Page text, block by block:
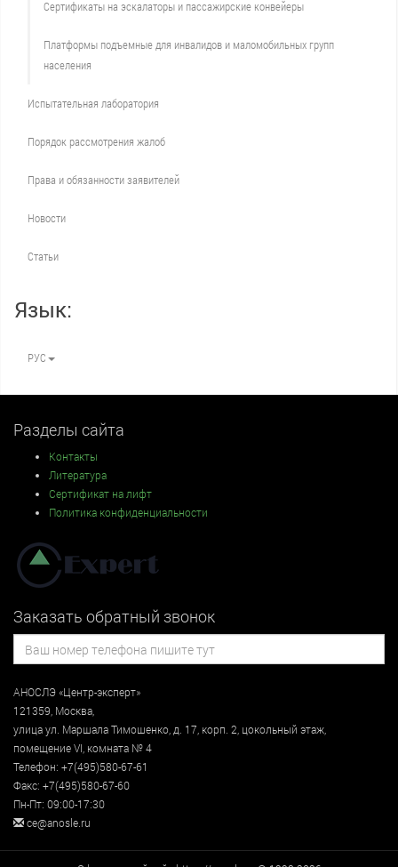
Сертификаты на эскалаторы и пассажирские конвейеры
Платформы подъемные для инвалидов и маломобильных групп
населения
Испытательная лаборатория
Порядок рассмотрения жалоб
Права и обязанности заявителей
Новости
Статьи
Язык:
РУС
Разделы сайта
Контакты
Литература
Сертификат на лифт
Политика конфиденциальности
Заказать обратный звонок
АНОСЛЭ «Центр-эксперт»
121359 Москва
улицаул. Маршала Тимошенко, д. 17, корп. 2, цокольный этаж
помещение VI, комната № 4
Телефон: +7(495)580-67-61
Факс: +7(495)580-67-60
Пн-Пт: 09:00-17:30
ce@anosle.ru